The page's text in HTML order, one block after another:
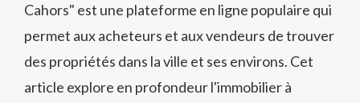
Cahors" est une plateforme en ligne populaire qui
permet aux acheteurs et aux vendeurs de trouver
des propriétés dans la ville et ses environs. Cet
article explore en profondeur l'immobilier à